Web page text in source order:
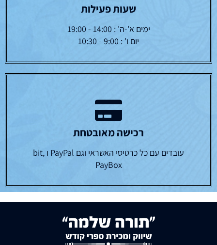
שעות פעילות
ימים א'-ה' : 14:00 - 19:00
יום ו' : 9:00 - 10:30
רכישה מאובטחת
עובדים עם כל כרטיסי האשראי וגם PayPal ו bit,
PayBox